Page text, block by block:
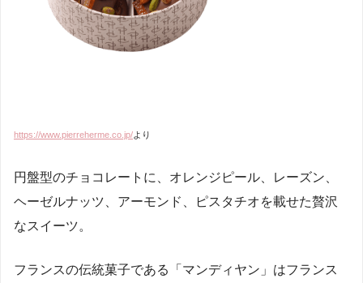
https://www.pierreherme.co.jp/より
円盤型のチョコレートに、オレンジピール、レーズン、
ヘーゼルナッツ、アーモンド、ピスタチオを載せた贅沢
なスイーツ。
フランスの伝統菓子である「マンディヤン」はフランス